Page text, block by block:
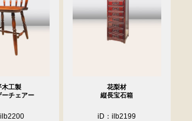
木工製
ーチェアー
花梨材
縦長宝石箱
iD：ilb2199